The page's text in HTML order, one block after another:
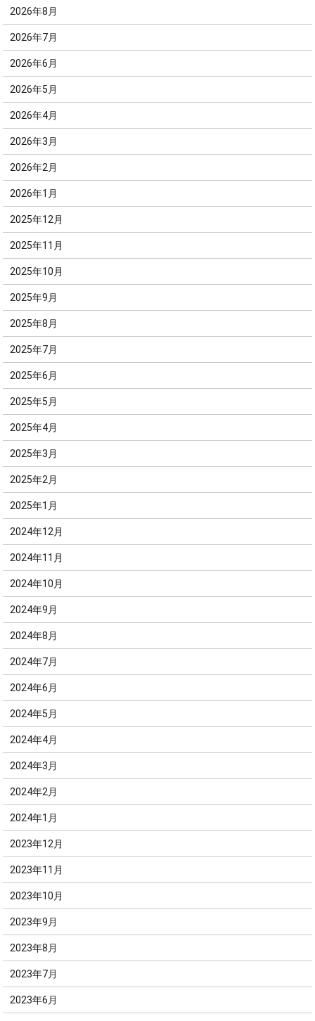
2026年8月
2026年7月
2026年6月
2026年5月
2026年4月
2026年3月
2026年2月
2026年1月
2025年12月
2025年11月
2025年10月
2025年9月
2025年8月
2025年7月
2025年6月
2025年5月
2025年4月
2025年3月
2025年2月
2025年1月
2024年12月
2024年11月
2024年10月
2024年9月
2024年8月
2024年7月
2024年6月
2024年5月
2024年4月
2024年3月
2024年2月
2024年1月
2023年12月
2023年11月
2023年10月
2023年9月
2023年8月
2023年7月
2023年6月